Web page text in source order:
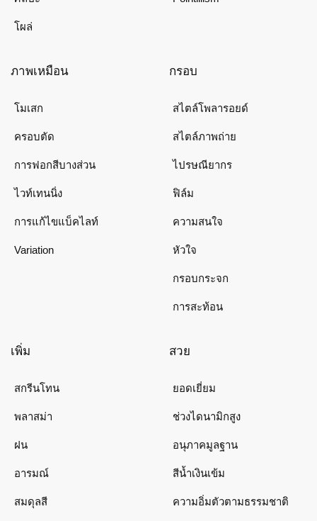
โผล่
ภาพเหมือน
โมเสก
ครอบตัด
การฟอกสีบางส่วน
ไวท์เทนนิ่ง
การแก้ไขแบ็คไลท์
Variation
กรอบ
สไตล์โพลารอยด์
สไตล์ภาพถ่าย
ไปรษณียากร
ฟิล์ม
ความสนใจ
หัวใจ
กรอบกระจก
การสะท้อน
เพิ่ม
สกรีนโทน
พลาสม่า
ฝน
อารมณ์
สมดุลสี
สวย
ยอดเยี่ยม
ช่วงไดนามิกสูง
อนุภาคมูลฐาน
สีน้ำเงินเข้ม
ความอิ่มตัวตามธรรมชาติ